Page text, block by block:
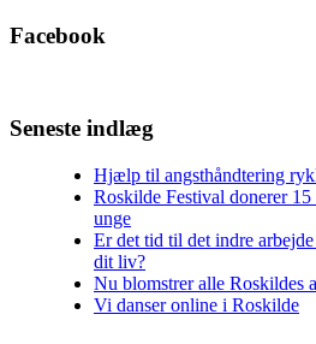
Facebook
Seneste indlæg
Hjælp til angsthåndtering
Roskilde Festival donerer
unge
Er det tid til det indre
dit liv?
Nu blomstrer alle Roskildes
Vi danser online i Roskilde